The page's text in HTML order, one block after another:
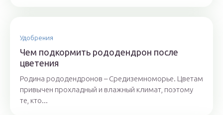
Удобрения
Чем подкормить рододендрон после
цветения
Родина рододендронов – Средиземноморье. Цветам
привычен прохладный и влажный климат, поэтому
те, кто...